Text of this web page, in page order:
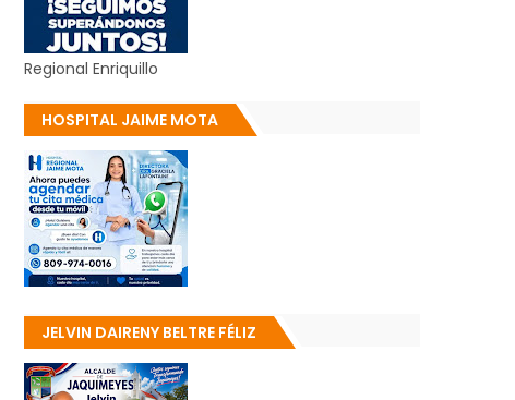
Regional Enriquillo
HOSPITAL JAIME MOTA
JELVIN DAIRENY BELTRE FÉLIZ